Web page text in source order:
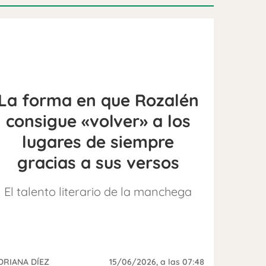
forma en que Rozalén
consigue «volver» a los
lugares de siempre
gracias a sus versos
El talento literario de la manchega
DÍEZ 15/06/2026, a las 07:48